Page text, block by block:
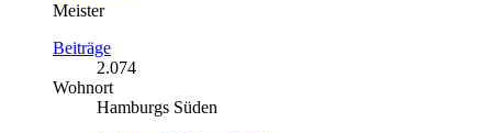
Meister
Beiträge
2.074
Wohnort
Hamburgs Süden